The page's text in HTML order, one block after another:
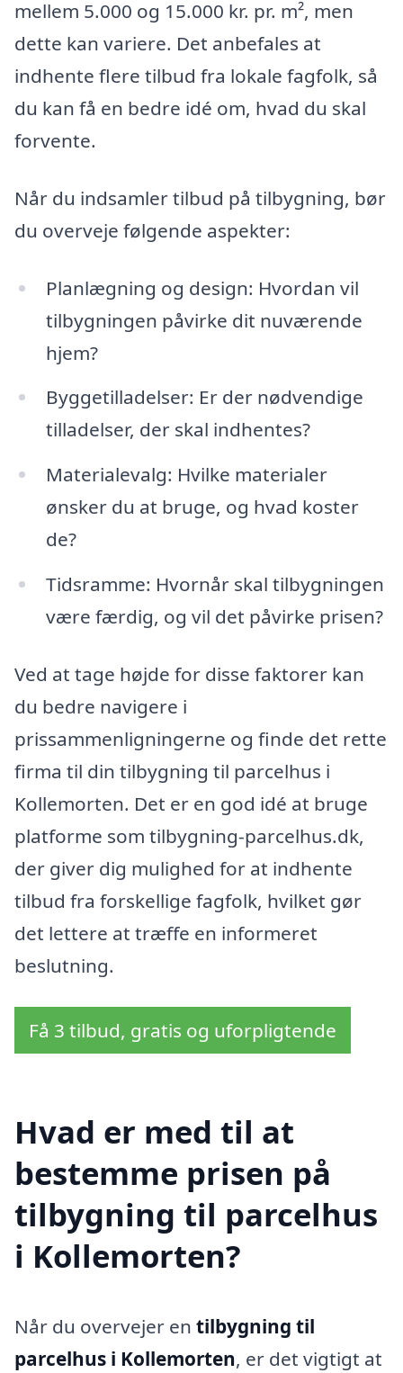
mellem 5.000 og 15.000 kr. pr. m², men
dette kan variere. Det anbefales at
indhente flere tilbud fra lokale fagfolk, så
du kan få en bedre idé om, hvad du skal
forvente.
Når du indsamler tilbud på tilbygning, bør
du overveje følgende aspekter:
Planlægning og design: Hvordan vil
tilbygningen påvirke dit nuværende
hjem?
Byggetilladelser: Er der nødvendige
tilladelser, der skal indhentes?
Materialevalg: Hvilke materialer
ønsker du at bruge, og hvad koster
de?
Tidsramme: Hvornår skal tilbygningen
være færdig, og vil det påvirke prisen?
Ved at tage højde for disse faktorer kan
du bedre navigere i
prissammenligningerne og finde det rette
firma til din tilbygning til parcelhus i
Kollemorten. Det er en god idé at bruge
platforme som tilbygning-parcelhus.dk,
der giver dig mulighed for at indhente
tilbud fra forskellige fagfolk, hvilket gør
det lettere at træffe en informeret
beslutning.
Få 3 tilbud, gratis og uforpligtende
Hvad er med til at
bestemme prisen på
tilbygning til parcelhus
i Kollemorten?
Når du overvejer en tilbygning til
parcelhus i Kollemorten, er det vigtigt at